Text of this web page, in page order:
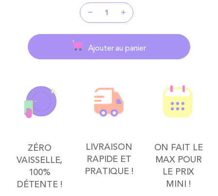
Ajouter au panier
ZÉRO
VAISSELLE,
100%
DÉTENTE !
LIVRAISON
RAPIDE ET
PRATIQUE !
ON FAIT LE
MAX POUR
LE PRIX
MINI !